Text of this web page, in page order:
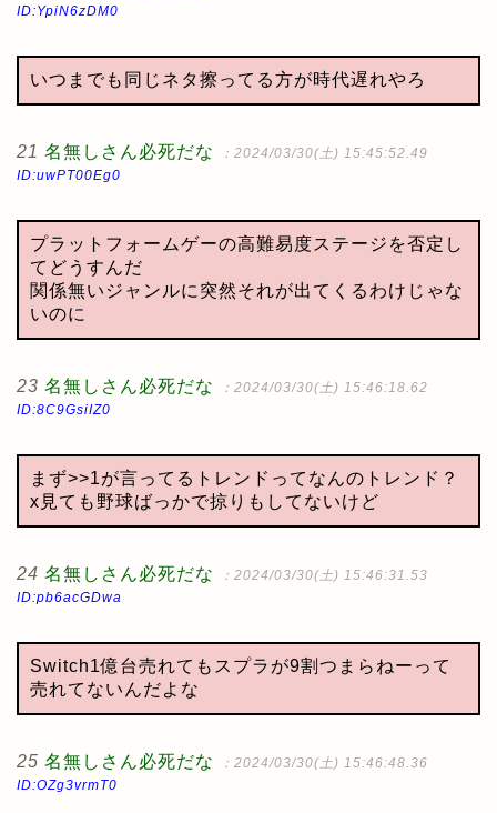
ID:YpiN6zDM0
いつまでも同じネタ擦ってる方が時代遅れやろ
21 名無しさん必死だな
：2024/03/30(土) 15:45:52.49
ID:uwPT00Eg0
プラットフォームゲーの高難易度ステージを否定し
てどうすんだ
関係無いジャンルに突然それが出てくるわけじゃな
いのに
23 名無しさん必死だな
：2024/03/30(土) 15:46:18.62
ID:8C9GsiIZ0
まず>>1が言ってるトレンドってなんのトレンド？
x見ても野球ばっかで掠りもしてないけど
24 名無しさん必死だな
：2024/03/30(土) 15:46:31.53
ID:pb6acGDwa
Switch1億台売れてもスプラが9割つまらねーって
売れてないんだよな
25 名無しさん必死だな
：2024/03/30(土) 15:46:48.36
ID:OZg3vrmT0